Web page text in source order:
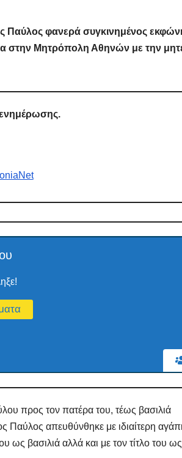
Παύλος φανερά συγκινημένος
στην Μητρόπολη Αθηνών με την
ενημέρωσης.
προς τον πατέρα του, τέως βασιλιά
Παύλος απευθύνθηκε με ιδιαίτερη
ως βασιλιά αλλά και με τον τίτλο του ως